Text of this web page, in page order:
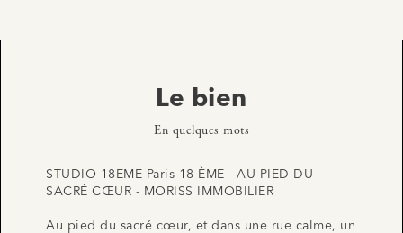
Le bien
En quelques mots
STUDIO 18EME Paris 18 ÈME - AU PIED DU
SACRÉ CŒUR - MORISS IMMOBILIER
Au pied du sacré cœur, et dans une rue calme, un